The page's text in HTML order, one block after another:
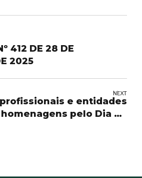
412 DE 28 DE
2025
NEXT
e entidades
pelo Dia do